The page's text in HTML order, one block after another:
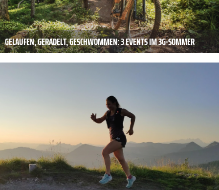
GELAUFEN, GERADELT, GESCHWOMMEN: 3 EVENTS IM 3G-SOMMER